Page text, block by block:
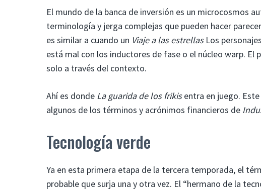
El mundo de la banca de inversión es un microcosmos
terminología y jerga complejas que pueden hacer
es similar a cuando un Viaje a las estrellasLos
está mal con los inductores de fase o el núcleo warp. El
solo a través del contexto.
Ahí es donde La guarida de los frikisentra en juego.
algunos de los términos y acrónimos financieros de
Tecnología verde
Ya en esta primera etapa de la tercera temporada, el
probable que surja una y otra vez. El “hermano de la